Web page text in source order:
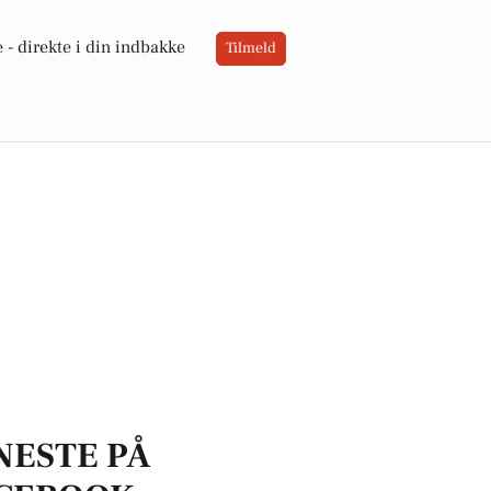
- direkte i din indbakke Tilmeld
PÅ